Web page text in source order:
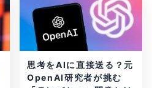
思考をAIに直接送る？元
OpenAI研究者が挑む